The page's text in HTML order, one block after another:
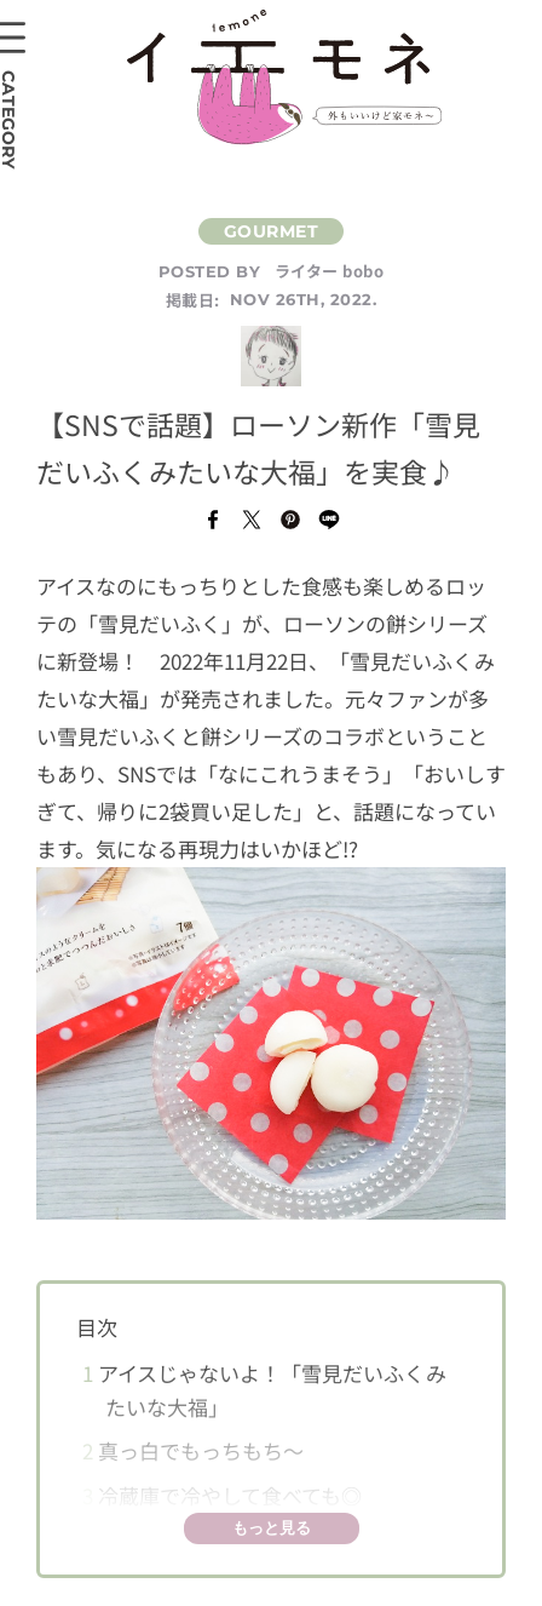
POSTED BY
ライター bobo
掲載日:
NOV 26TH, 2022.
【SNSで話題】ローソン新作「雪見
だいふくみたいな大福」を実食♪
アイスなのにもっちりとした食感も楽しめるロッ
テの「雪見だいふく」が、ローソンの餅シリーズ
に新登場！ 2022年11月22日、「雪見だいふくみ
たいな大福」が発売されました。元々ファンが多
い雪見だいふくと餅シリーズのコラボということ
もあり、SNSでは「なにこれうまそう」「おいしす
ぎて、帰りに2袋買い足した」と、話題になってい
ます。気になる再現力はいかほど!?
目次
1 アイスじゃないよ！「雪見だいふくみ
たいな大福」
2 真っ白でもっちもち～
冷蔵庫で冷やして食べても◎
もっと見る